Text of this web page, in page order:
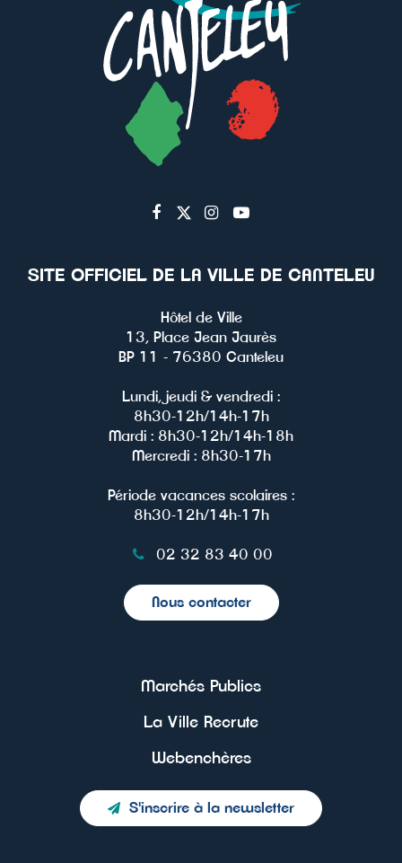
Lien
le
Facebook
Lien
le
Twitter
Lien
le
Instagram
Lien
la
Youtube
SITE OFFICIEL DE LA VILLE DE CANTELEU
Hôtel de Ville
13, Place Jean Jaurès
BP 11 - 76380 Canteleu
Lundi, jeudi & vendredi :
8h30-12h/14h-17h
Mardi : 8h30-12h/14h-18h
Mercredi : 8h30-17h
Période vacances scolaires :
8h30-12h/14h-17h
02 32 83 40 00
Nous contacter
Marchés Publics
La Ville Recrute
Webenchères
S'inscrire à la newsletter